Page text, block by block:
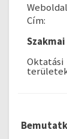
Cím:
Oktatási